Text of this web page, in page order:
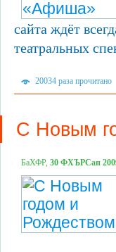
сайта ждёт
театральных
20034 раза прочитано
С Новым
БаХФР, 30 ФХЪРСап